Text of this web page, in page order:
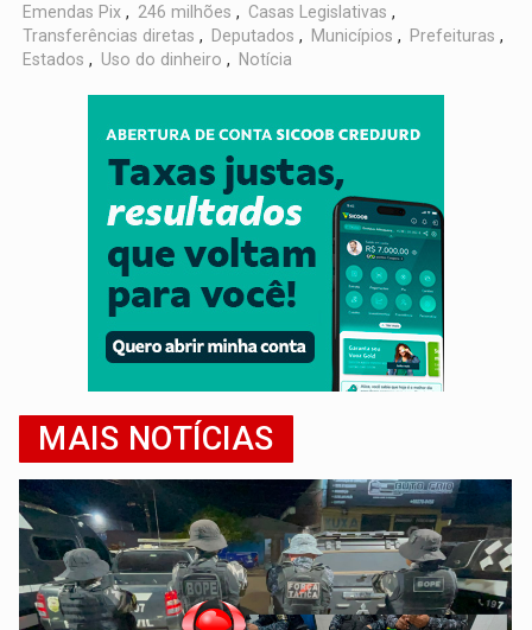
Emendas Pix , 246 milhões , Casas Legislativas ,
Transferências diretas , Deputados , Municípios , Prefeituras ,
Estados , Uso do dinheiro , Notícia
MAIS NOTÍCIAS